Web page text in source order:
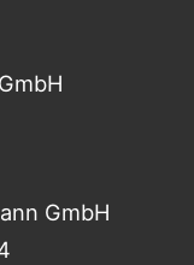
GmbH